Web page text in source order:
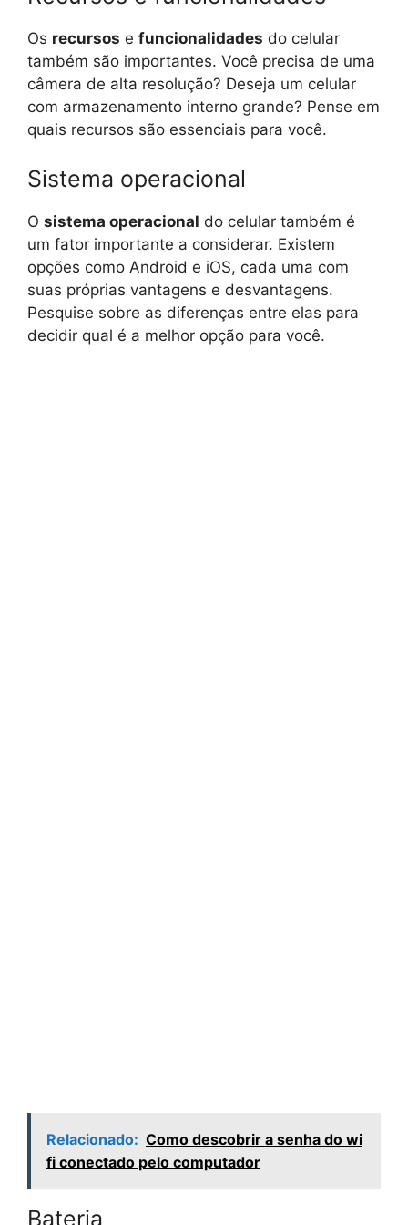
Os recursos e funcionalidades do celular
também são importantes. Você precisa de uma
câmera de alta resolução? Deseja um celular
com armazenamento interno grande? Pense em
quais recursos são essenciais para você.
Sistema operacional
O sistema operacional do celular também é
um fator importante a considerar. Existem
opções como Android e iOS, cada uma com
suas próprias vantagens e desvantagens.
Pesquise sobre as diferenças entre elas para
decidir qual é a melhor opção para você.
Relacionado: Como descobrir a senha do wi
fi conectado pelo computador
Bateria